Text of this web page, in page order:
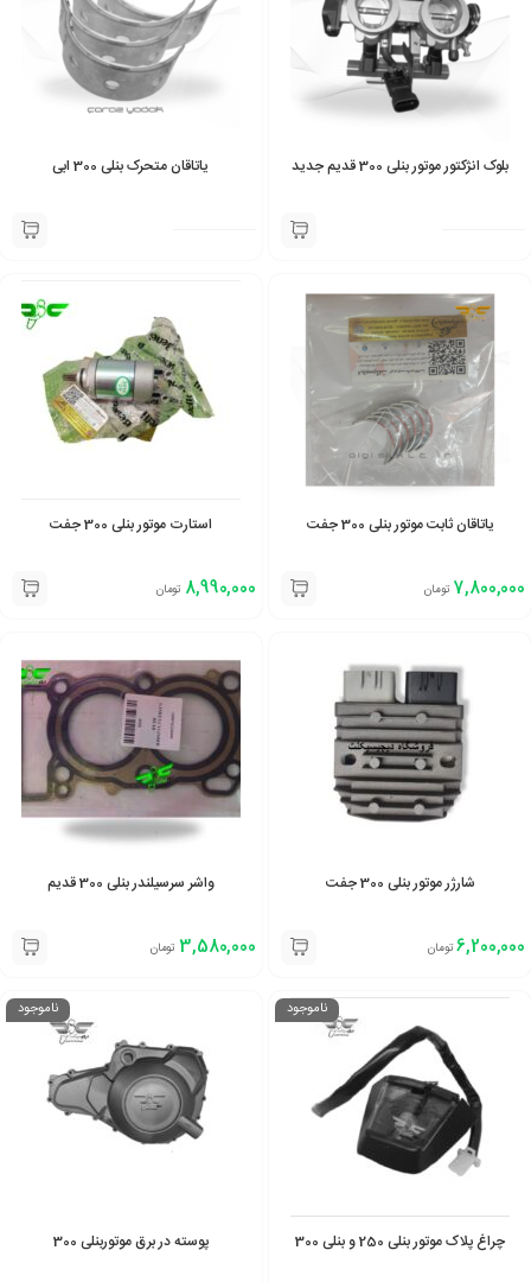
بلوک انژکتور موتور بنلی 300 قدیم جدید یاتاقان متحرک بنلی 300 ابی
یاتاقان ثابت موتور بنلی 300 جفت
7,800,000 تومان
استارت موتور بنلی 300 جفت
8,990,000 تومان
شارژر موتور بنلی 300 جفت
6,200,000 تومان
واشر سرسیلندر بنلی 300 قدیم
3,580,000 تومان
ناموجود
چراغ پلاک موتور بنلی 250 و بنلی 300
ناموجود
پوسته در برق موتوربنلی 300